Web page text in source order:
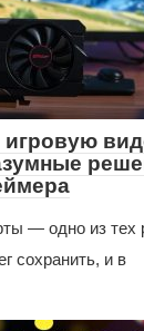
— одно из тех
сохранить, и в